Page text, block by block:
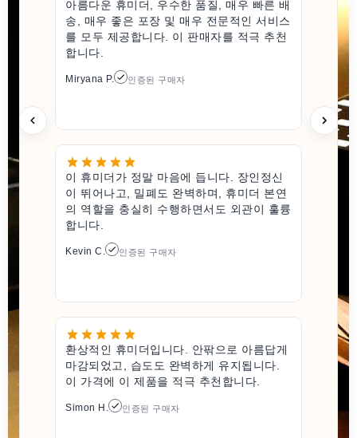
아름다운 휴미더, 우수한 품질, 매우 빠른 배
송, 매우 좋은 포장 및 매우 전문적인 서비스
를 모두 제공합니다. 이 판매자를 적극 추천
합니다.
Miryana P. 인증된 구매자
이 휴미더가 정말 마음에 듭니다. 장인정신
이 뛰어나고, 밀폐도 완벽하며, 휴미더 본연
의 역할을 충실히 수행하면서도 외관이 훌륭
합니다.
Kevin C. 인증된 구매자
환상적인 휴미더입니다. 안팎으로 아름답게
마감되었고, 습도도 완벽하게 유지됩니다.
이 가격에 이 제품을 적극 추천합니다.
Simon H. 인증된 구매자